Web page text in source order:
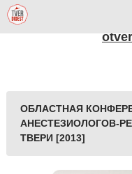
ОБЛАСТНАЯ
АНЕСТЕЗИОЛОГОВ-
ТВЕРИ [2013]